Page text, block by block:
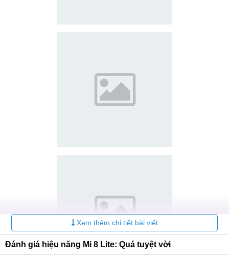
Xem thêm chi tiết bài viết
Đánh giá hiệu năng Mi 8 Lite: Quá tuyệt vời